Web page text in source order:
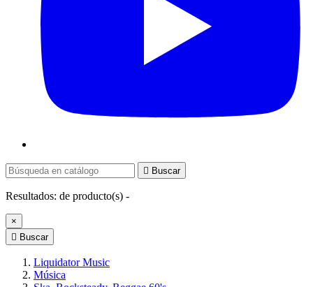
 Buscar
Resultados: de producto(s) -
×
 Buscar
Liquidator Music
Música